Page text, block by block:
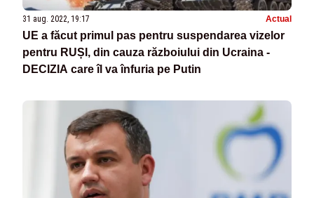
31 aug. 2022, 19:17 Actual
UE a făcut primul pas pentru suspendarea vizelor
pentru RUȘI, din cauza războiului din Ucraina -
DECIZIA care îl va înfuria pe Putin